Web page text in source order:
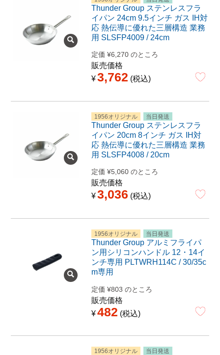
Thunder Group ステンレスフラ
イパン 24cm 9.5インチ ガス IH対
応 熱伝導に優れた三層構造 業務
用 SLSFP4009 / 24cm
定価 ¥6,270 のところ
販売価格
¥3,762 税込
1956オリジナル 当日発送
Thunder Group ステンレスフラ
イパン 20cm 8インチ ガス IH対
応 熱伝導に優れた三層構造 業務
用 SLSFP4008 / 20cm
定価 ¥5,060 のところ
販売価格
¥3,036 税込
1956オリジナル 当日発送
Thunder Group アルミフライパ
ン用シリコンハンドル 12・14イ
ンチ専用 PLTWRH114C / 30/35c
m専用
定価 ¥803 のところ
販売価格
¥482 税込
1956オリジナル 当日発送